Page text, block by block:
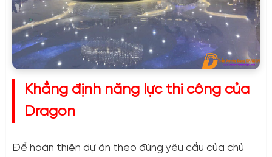
Khẳng định năng lực thi công của
Dragon
Để hoàn thiện dự án theo đúng yêu cầu của chủ